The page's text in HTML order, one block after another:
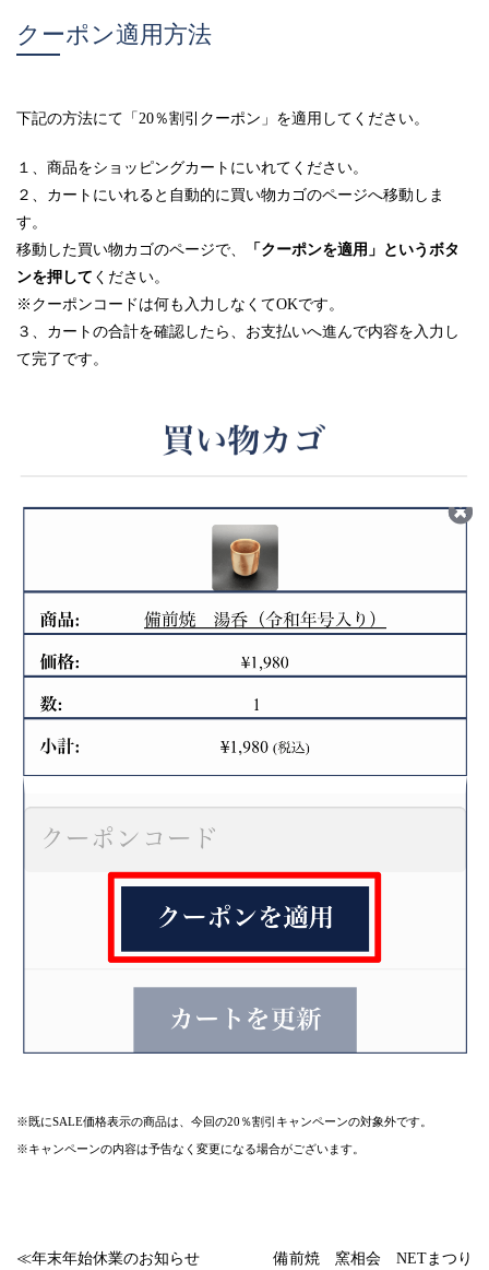
クーポン適用方法
下記の方法にて「20％割引クーポン」を適用してください。
１、商品をショッピングカートにいれてください。
２、カートにいれると自動的に買い物カゴのページへ移動しま
す。
移動した買い物カゴのページで、
「クーポンを適用」というボタ
ンを押して ください。
※クーポンコードは何も入力しなくてOKです。
３、カートの合計を確認したら、お支払いへ進んで内容を入力し
て完了です。
※既にSALE価格表示の商品は、今回の20％割引キャンペーンの対象外です。
※キャンペーンの内容は予告なく変更になる場合がございます。
≪年末年始休業のお知らせ
備前焼 窯相会 NETまつり